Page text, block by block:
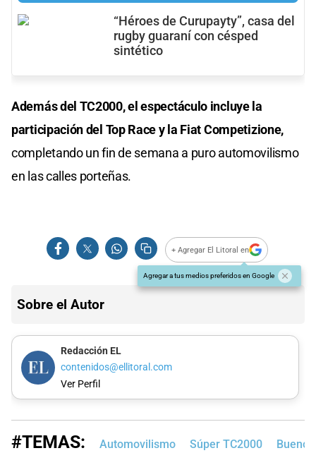
“Héroes de Curupayty”, casa del
rugby guaraní con césped
sintético
Además del TC2000, el espectáculo incluye la
participación del Top Race y la Fiat Competizione,
completando un fin de semana a puro automovilismo
en las calles porteñas.
+ Agregar El Litoral en
Agregar a tus medios preferidos en Google
Sobre el Autor
Redacción EL
contenidos@ellitoral.com
Ver Perfil
#TEMAS: Automovilismo Súper TC2000